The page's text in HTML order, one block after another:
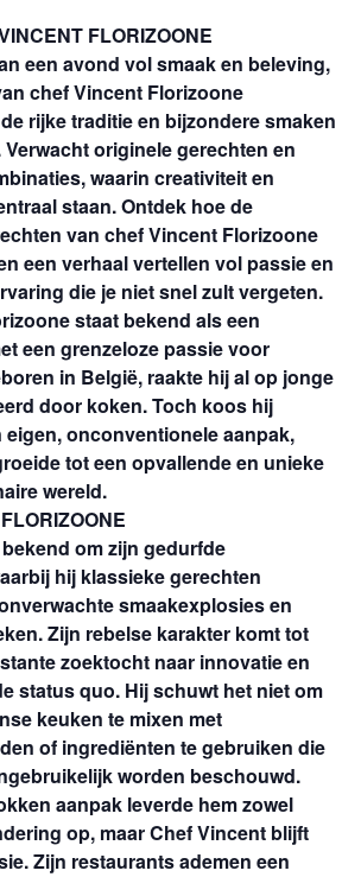
FLORIZOONE
een avond vol smaak en beleving,
chef Vincent Florizoone
rijke traditie en bijzondere smaken
originele gerechten en
waarin creativiteit en
staan. Ontdek hoe de
van chef Vincent Florizoone
een verhaal vertellen vol passie en
die je niet snel zult vergeten.
staat bekend als een
een grenzeloze passie voor
in België, raakte hij al op jonge
door koken. Toch koos hij
eigen, onconventionele aanpak,
tot een opvallende en unieke
wereld.
om zijn gedurfde
hij klassieke gerechten
smaakexplosies en
Zijn rebelse karakter komt tot
zoektocht naar innovatie en
status quo. Hij schuwt het niet om
keuken te mixen met
of ingrediënten te gebruiken die
worden beschouwd.
aanpak leverde hem zowel
op, maar Chef Vincent blijft
Zijn restaurants ademen een